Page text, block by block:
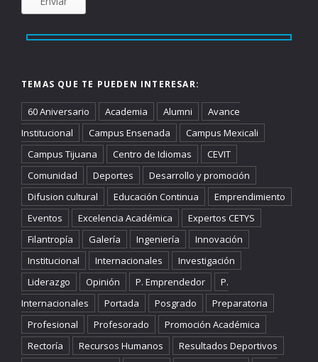
TEMAS QUE TE PUEDEN INTERESAR:
60 Aniversario Academia Alumni
Avance
Institucional
Campus Ensenada
Campus Mexicali
Campus Tijuana
Centro de Idiomas
CEVIT
Comunidad
Deportes
Desarrollo y promoción
Difusion cultural
Educación Continua
Emprendimiento
Eventos
Excelencia Académica
Expertos CETYS
Filantropía
Galería Ingeniería
Innovación
Institucional
Internacionales
Investigación
Liderazgo
Opinión P. Emprendedor
P.
Internacionales
Portada Posgrado
Preparatoria
Profesional
Profesorado
Promoción Académica
Rectoría
Recursos Humanos
Resultados Deportivos